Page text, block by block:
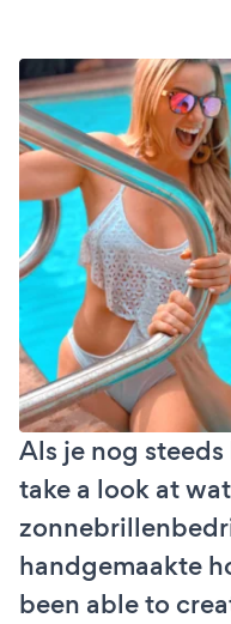
Als je nog
take a look at
handgemaakte
been able to